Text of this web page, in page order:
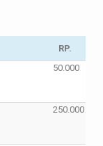
RP.
50.000
250.000